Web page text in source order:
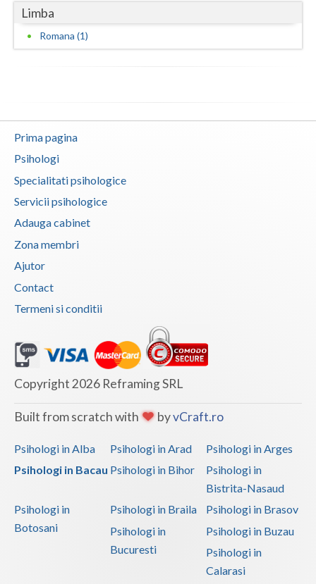
Limba
Romana (1)
Prima pagina
Psihologi
Specialitati psihologice
Servicii psihologice
Adauga cabinet
Zona membri
Ajutor
Contact
Termeni si conditii
Copyright 2026 Reframing SRL
Built from scratch with byvCraft.ro
Psihologi in Alba Psihologi in Arad
Psihologi in Arges
Psihologi in Bacau Psihologi in Bihor
Psihologi in
Bistrita-Nasaud
Psihologi in
Botosani
Psihologi in Braila
Psihologi in Brasov
Psihologi in
Bucuresti
Psihologi in Buzau
Psihologi in
Calarasi